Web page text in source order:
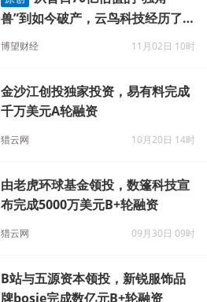
新获金沙江创投独家投资
猎云网 11月04日 10时
原创
从昔日70亿估值的“独角
兽”到如今破产，云鸟科技经历了
博望财经 11月02日 10时
金沙江创投独家投资，易有料完成
千万美元A轮融资
猎云网 10月20日 14时
由老虎环球基金领投，数篷科技宣
布完成5000万美元B+轮融资